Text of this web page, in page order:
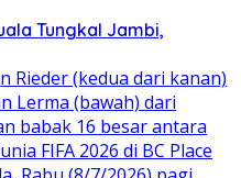
Tungkal Jambi,